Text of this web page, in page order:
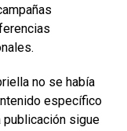
no se había
específico
publicación sigue